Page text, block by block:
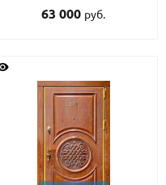
ручкой
63 000 руб.